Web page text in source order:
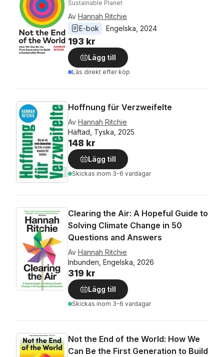
Sustainable Planet
Av Hannah Ritchie
E-bok
Engelska 2024
193 kr
Lägg till
Läs direkt efter köp
Hoffnung für Verzweifelte
Av Hannah Ritchie
Häftad, Tyska, 2025
148 kr
Lägg till
Skickas inom 3-6 vardagar
Clearing the Air: A Hopeful Guide to
Solving Climate Change in 50
Questions and Answers
Av Hannah Ritchie
Inbunden, Engelska, 2026
319 kr
Lägg till
Skickas inom 3-6 vardagar
Not the End of the World: How We
Can Be the First Generation to Build